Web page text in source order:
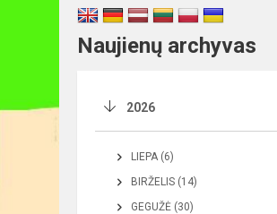
Naujienų archyvas
2026
LIEPA (6)
BIRŽELIS (14)
GEGUŽĖ (30)